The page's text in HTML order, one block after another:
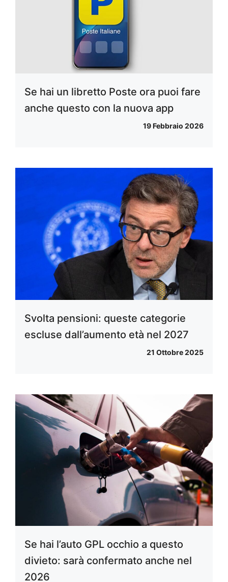
Se hai un libretto Poste ora puoi fare
anche questo con la nuova app
19 Febbraio 2026
Svolta pensioni: queste categorie
escluse dall’aumento età nel 2027
21 Ottobre 2025
Se hai l’auto GPL occhio a questo
divieto: sarà confermato anche nel
2026